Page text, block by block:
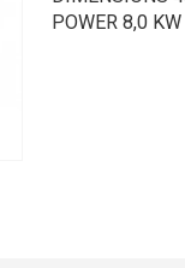
POWER 8,0 KW